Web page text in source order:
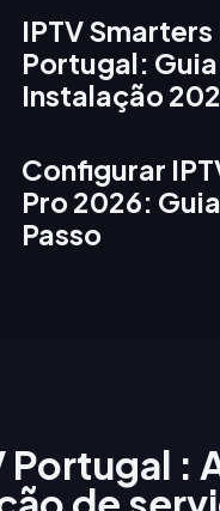
IPTV Smarters
Portugal:
Instalação
Configurar
Pro 2026:
Passo
Portugal :